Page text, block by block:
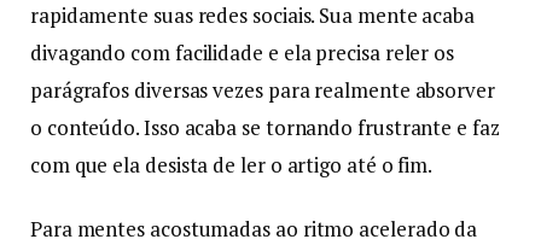
rapidamente suas redes sociais. Sua mente acaba
divagando com facilidade e ela precisa reler os
parágrafos diversas vezes para realmente absorver
o conteúdo. Isso acaba se tornando frustrante e faz
com que ela desista de ler o artigo até o fim.
Para mentes acostumadas ao ritmo acelerado da